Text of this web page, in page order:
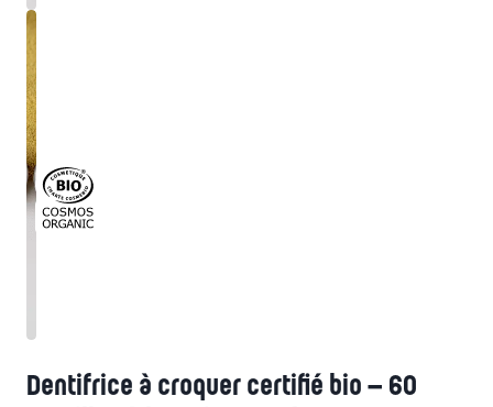
Dentifrice à croquer certifié bio – 60